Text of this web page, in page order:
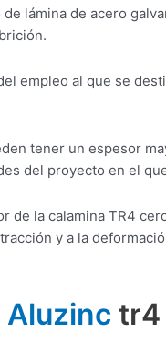
lámina de acero
empleo al que se
tener un espesor
del proyecto en el
la calamina TR4
y a la
Aluzinc tr4